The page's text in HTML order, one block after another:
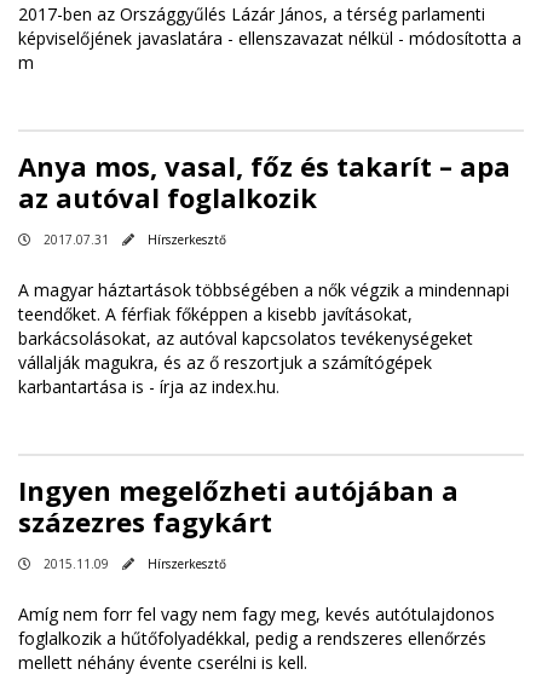
2017-ben az Országgyűlés Lázár János, a térség parlamenti
képviselőjének javaslatára - ellenszavazat nélkül - módosította a
m
Anya mos, vasal, főz és takarít – apa
az autóval foglalkozik
2017.07.31 Hírszerkesztő
A magyar háztartások többségében a nők végzik a mindennapi
teendőket. A férfiak főképpen a kisebb javításokat,
barkácsolásokat, az autóval kapcsolatos tevékenységeket
vállalják magukra, és az ő reszortjuk a számítógépek
karbantartása is - írja az index.hu.
Ingyen megelőzheti autójában a
százezres fagykárt
2015.11.09 Hírszerkesztő
Amíg nem forr fel vagy nem fagy meg, kevés autótulajdonos
foglalkozik a hűtőfolyadékkal, pedig a rendszeres ellenőrzés
mellett néhány évente cserélni is kell.